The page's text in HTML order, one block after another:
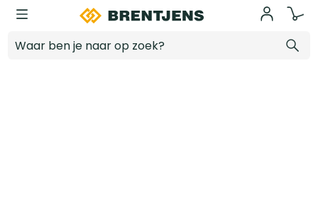
Ga naar hoofdinhoud
Log in voor prijzen